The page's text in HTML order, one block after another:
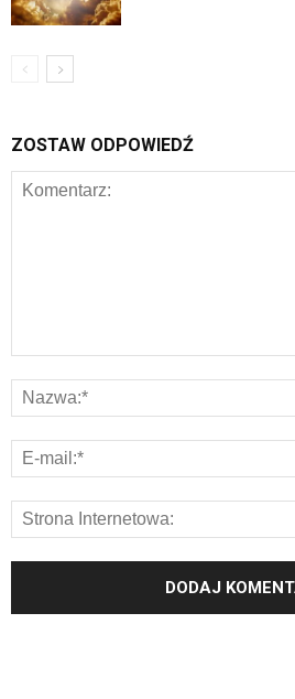
ZOSTAW ODPOWIEDŹ